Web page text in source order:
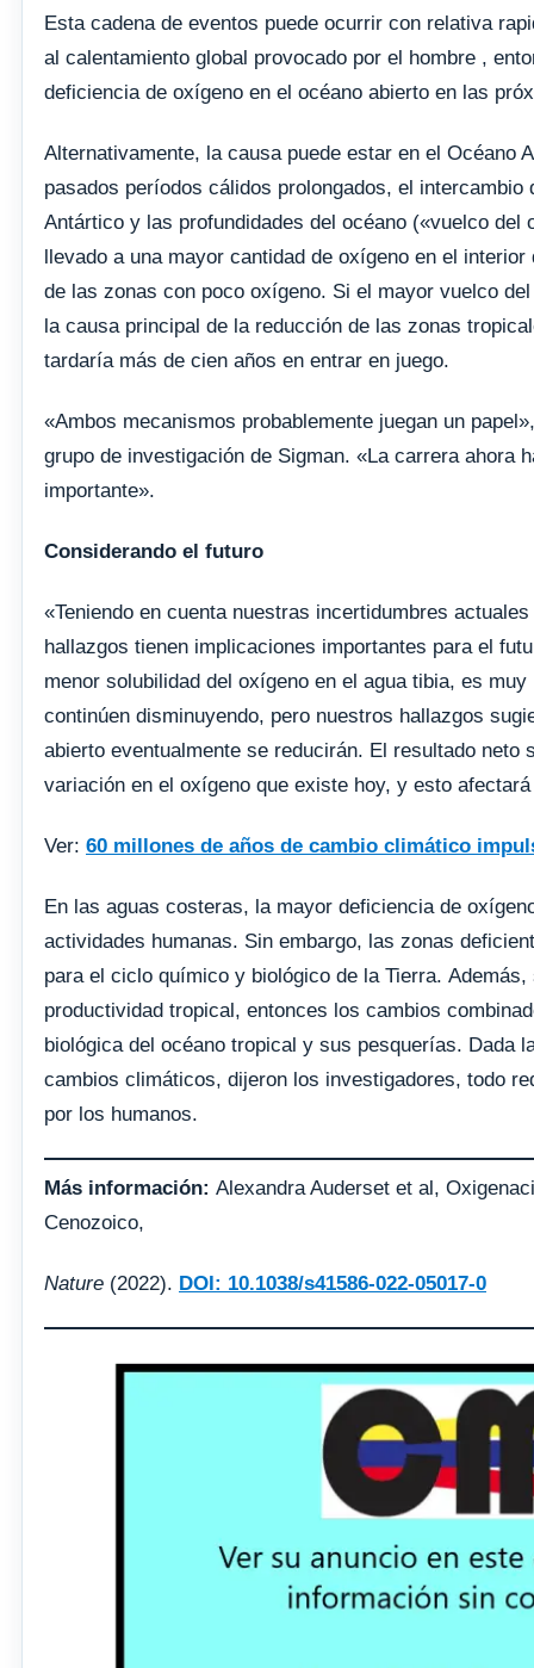
Esta cadena de eventos puede ocurrir con relativa
al calentamiento global provocado por el hombre ,
deficiencia de oxígeno en el océano abierto en las
Alternativamente, la causa puede estar en el Océano
pasados ​​períodos cálidos prolongados, el
Antártico y las profundidades del océano («vuelco del
llevado a una mayor cantidad de oxígeno en el
de las zonas con poco oxígeno. Si el mayor vuelco
la causa principal de la reducción de las zonas
tardaría más de cien años en entrar en juego.
«Ambos mecanismos probablemente juegan un
grupo de investigación de Sigman. «La carrera ahora
importante».
Considerando el futuro
«Teniendo en cuenta nuestras incertidumbres
hallazgos tienen implicaciones importantes para el
menor solubilidad del oxígeno en el agua tibia, es
continúen disminuyendo, pero nuestros hallazgos
abierto eventualmente se reducirán. El resultado
variación en el oxígeno que existe hoy, y esto
Ver: 60 millones de años de cambio climático
En las aguas costeras, la mayor deficiencia de
actividades humanas. Sin embargo, las zonas
para el ciclo químico y biológico de la Tierra.
productividad tropical, entonces los cambios
biológica del océano tropical y sus pesquerías. Dada
cambios climáticos, dijeron los investigadores, todo
por los humanos.
Más información: Alexandra Auderset et al,
Cenozoico,
Nature (2022). DOI: 10.1038/s41586-022-05017-0